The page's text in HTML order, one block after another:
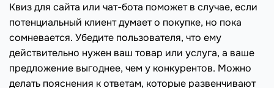
Квиз для сайта или чат-бота поможет в случае, если
потенциальный клиент думает о покупке, но пока
сомневается. Убедите пользователя, что ему
действительно нужен ваш товар или услуга, а ваше
предложение выгоднее, чем у конкурентов. Можно
делать пояснения к ответам, которые развенчивают